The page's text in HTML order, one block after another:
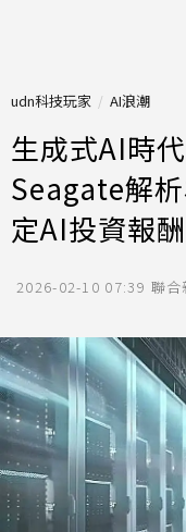
udn科技玩家 AI浪潮
生成式AI時
Seagate解
定AI投資報
2026-02-10 07:39 聯合